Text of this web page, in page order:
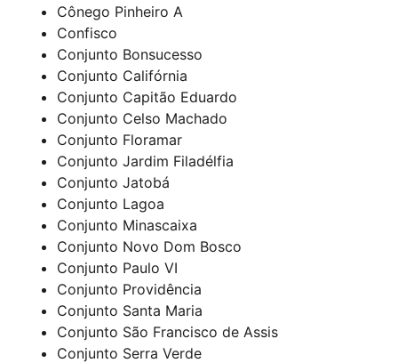
Cônego Pinheiro A
Confisco
Conjunto Bonsucesso
Conjunto Califórnia
Conjunto Capitão Eduardo
Conjunto Celso Machado
Conjunto Floramar
Conjunto Jardim Filadélfia
Conjunto Jatobá
Conjunto Lagoa
Conjunto Minascaixa
Conjunto Novo Dom Bosco
Conjunto Paulo VI
Conjunto Providência
Conjunto Santa Maria
Conjunto São Francisco de Assis
Conjunto Serra Verde